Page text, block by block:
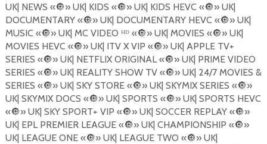
UK| NEWS «🔘» UK| KIDS «🔘» UK| KIDS HEVC «🔘» UK|
DOCUMENTARY «🔘» UK| DOCUMENTARY HEVC «🔘» UK|
MUSIC «🔘» UK| MC VIDEO ᴴᴰ «🔘» UK| MOVIES «🔘» UK|
MOVIES HEVC «🔘» UK| ITV X VIP «🔘» UK| APPLE TV+
SERIES «🔘» UK| NETFLIX ORIGINAL «🔘» UK| PRIME VIDEO
SERIES «🔘» UK| REALITY SHOW TV «🔘» UK| 24/7 MOVIES &
SERIES «🔘» UK| SKY STORE «🔘» UK| SKYMIX SERIES «🔘»
UK| SKYMIX DOCS «🔘» UK| SPORTS «🔘» UK| SPORTS HEVC
«🔘» UK| SKY SPORT+ VIP «🔘» UK| SOCCER REPLAY «🔘»
UK| EPL PREMIER LEAGUE «🔘» UK| CHAMPIONSHIP «🔘»
UK| LEAGUE ONE «🔘» UK| LEAGUE TWO «🔘» UK|